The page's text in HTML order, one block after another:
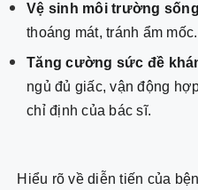
Vệ sinh môi trường
thoáng mát, tránh ẩm mốc.
Tăng cường sức đề
ngủ đủ giấc, vận động
chỉ định của bác sĩ.
Hiểu rõ về diễn tiến của